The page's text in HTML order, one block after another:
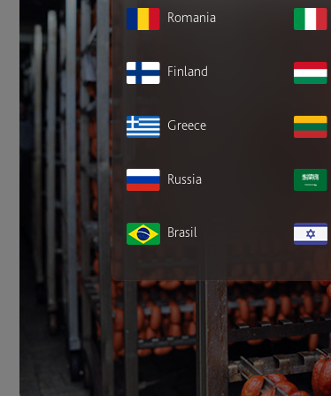
Romania
Finland
Greece
Russia
Brasil